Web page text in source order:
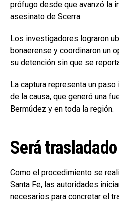
prófugo desde que avanzó la
asesinato de Scerra.
Los investigadores lograron
bonaerense y coordinaron un
su detención sin que se
La captura representa un
de la causa, que generó una
Bermúdez y en toda la región.
Será
Como el procedimiento se
Santa Fe, las autoridades
necesarios para concretar el